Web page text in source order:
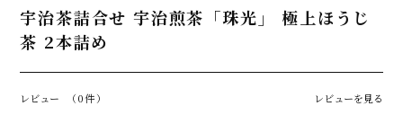
宇治茶詰合せ 宇治煎茶「珠光」 極上ほうじ
茶 2本詰め
レビュー （0件） レビューを見る